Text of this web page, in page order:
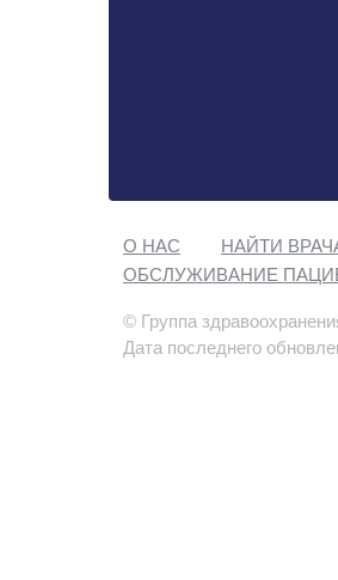
О НАС НАЙТИ
ОБСЛУЖИВАНИЕ
© Группа
Дата последнего